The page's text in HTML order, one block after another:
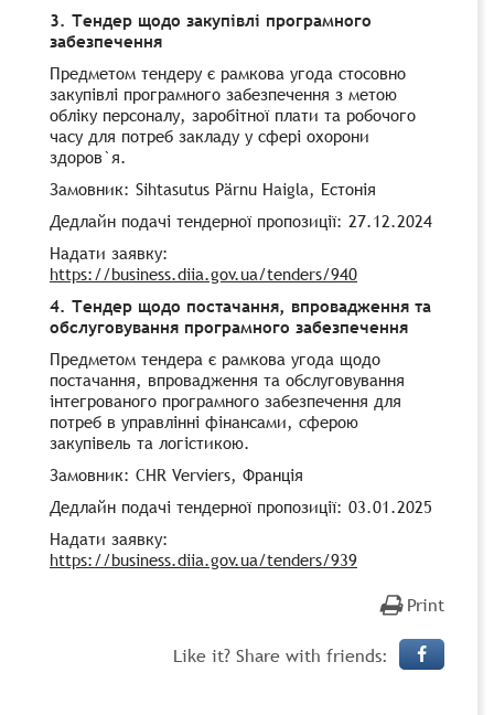
3. Тендер щодо закупівлі програмного
забезпечення
Предметом тендеру є рамкова угода стосовно
закупівлі програмного забезпечення з метою
обліку персоналу, заробітної плати та робочого
часу для потреб закладу у сфері охорони
здоров`я.
Замовник: Sihtasutus Pärnu Haigla, Естонія
Дедлайн подачі тендерної пропозиції: 27.12.2024
Надати заявку:
https://business.diia.gov.ua/tenders/940
4. Тендер щодо постачання, впровадження та
обслуговування програмного забезпечення
Предметом тендера є рамкова угода щодо
постачання, впровадження та обслуговування
інтегрованого програмного забезпечення для
потреб в управлінні фінансами, сферою
закупівель та логістикою.
Замовник: CHR Verviers, Франція
Дедлайн подачі тендерної пропозиції: 03.01.2025
Надати заявку:
https://business.diia.gov.ua/tenders/939
Print
Like it? Share with friends: